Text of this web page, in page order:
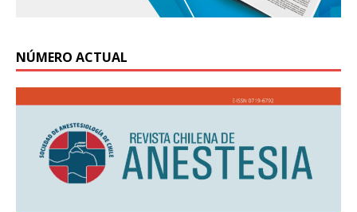
NÚMERO ACTUAL